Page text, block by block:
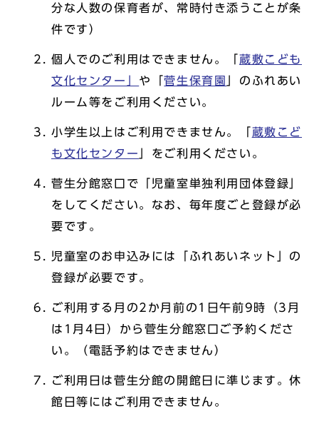
分な人数の保育者が、常時付き添うことが条
件です）
個人でのご利用はできません。「 蔵敷こども
文化センター」 や「菅生保育園
」のふれあい
ルーム等をご利用ください。
小学生以上はご利用できません。「 蔵敷こど
も文化センター
」をご利用ください。
菅生分館窓口で「児童室単独利用団体登録」
をしてください。なお、毎年度ごと登録が必
要です。
児童室のお申込みには「ふれあいネット」の
登録が必要です。
ご利用する月の2か月前の1日午前9時（3月
は1月4日）から菅生分館窓口ご予約くださ
い。（電話予約はできません）
ご利用日は菅生分館の開館日に準じます。休
館日等にはご利用できません。